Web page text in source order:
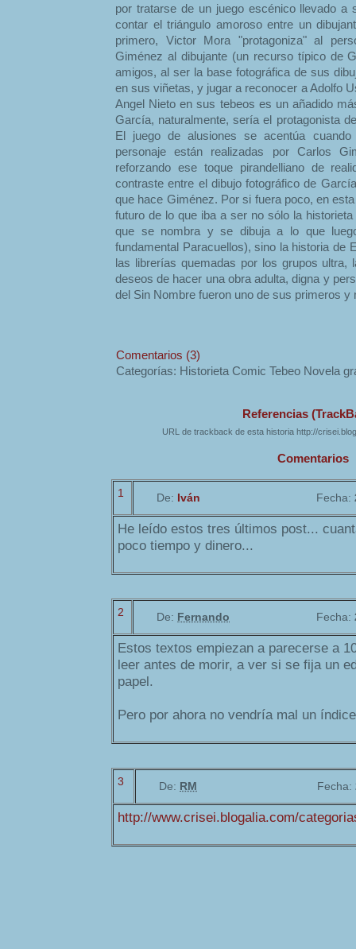
por tratarse de un juego escénico llevado a
contar el triángulo amoroso entre un
primero, Victor Mora "protagoniza" al
Giménez al dibujante (un recurso típico de
amigos, al ser la base fotográfica de sus
en sus viñetas, y jugar a reconocer a Adolfo
Angel Nieto en sus tebeos es un añadido
García, naturalmente, sería el protagonista
El juego de alusiones se acentúa
personaje están realizadas por Carlos
reforzando ese toque pirandelliano de
contraste entre el dibujo fotográfico de
que hace Giménez. Por si fuera poco, en
futuro de lo que iba a ser no sólo la
que se nombra y se dibuja a lo que
fundamental Paracuellos), sino la historia de
las librerías quemadas por los grupos ultra,
deseos de hacer una obra adulta, digna y
del Sin Nombre fueron uno de sus primeros y
Comentarios (3)
Categorías: Historieta Comic Tebeo Novela
Referencias
URL de trackback de esta historia http://
Comentarios
1 De: Iván Fecha:
He leído estos tres últimos post...
poco tiempo y dinero...
2 De: Fernando Fecha:
Estos textos empiezan a parecerse a
leer antes de morir, a ver si se fija un
papel.
Pero por ahora no vendría mal un
3 De: RM Fecha:
http://www.crisei.blogalia.com/